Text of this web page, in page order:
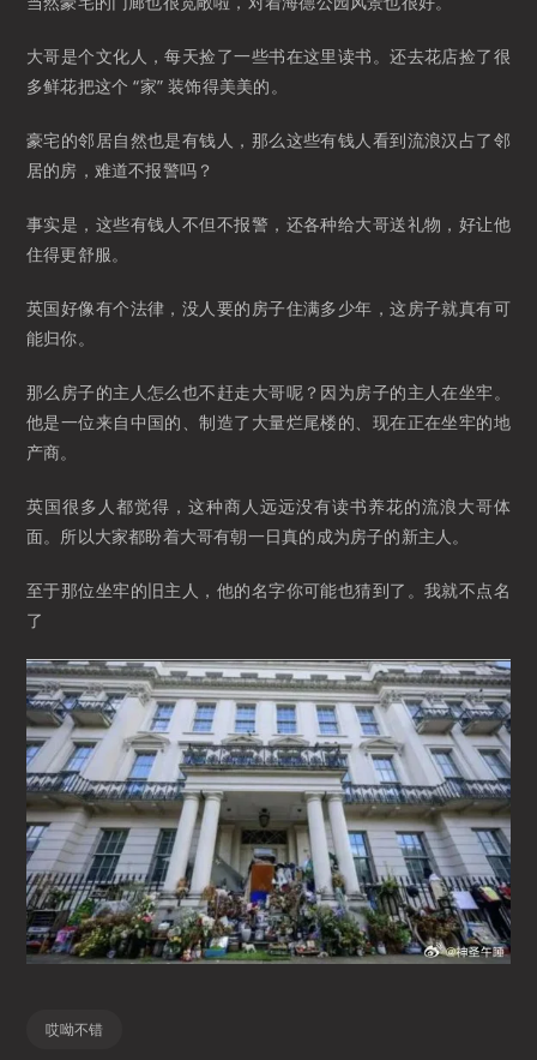
大哥是个文化人，每天捡了一些书在这里读书。还去花店捡了很
多鲜花把这个 “家” 装饰得美美的。
豪宅的邻居自然也是有钱人，那么这些有钱人看到流浪汉占了邻
居的房，难道不报警吗？
事实是，这些有钱人不但不报警，还各种给大哥送礼物，好让他
住得更舒服。
英国好像有个法律，没人要的房子住满多少年，这房子就真有可
能归你。
那么房子的主人怎么也不赶走大哥呢？因为房子的主人在坐牢。
他是一位来自中国的、制造了大量烂尾楼的、现在正在坐牢的地
产商。
英国很多人都觉得，这种商人远远没有读书养花的流浪大哥体
面。所以大家都盼着大哥有朝一日真的成为房子的新主人。
至于那位坐牢的旧主人，他的名字你可能也猜到了。我就不点名
了
哎呦不错